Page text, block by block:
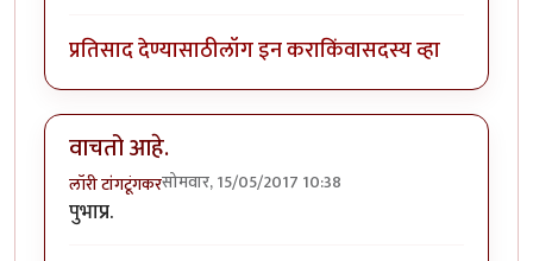
प्रतिसाद देण्यासाठीलॉग इन कराकिंवासदस्य व्हा
वाचतो आहे.
लॉरी टांगटूंगकरसोमवार, 15/05/2017 10:38
पुभाप्र.